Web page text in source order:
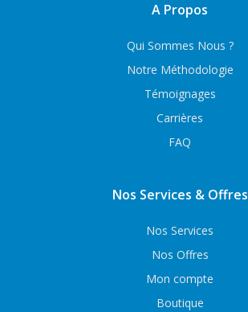
A Propos
Qui Sommes Nous ?
Notre Méthodologie
Témoignages
Carrières
FAQ
Nos Services & Offres
Nos Services
Nos Offres
Mon compte
Boutique